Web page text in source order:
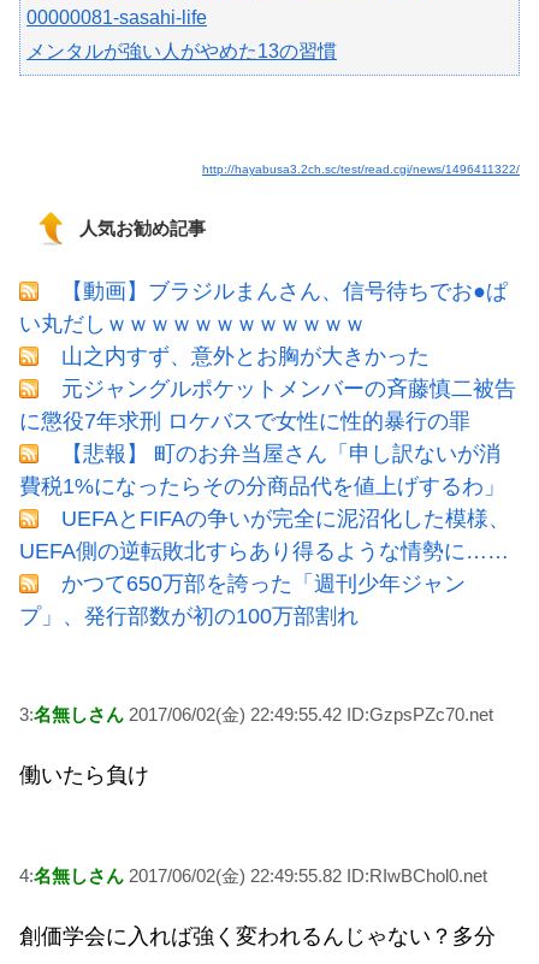
00000081-sasahi-life
メンタルが強い人がやめた13の習慣
http://hayabusa3.2ch.sc/test/read.cgi/news/1496411322/
人気お勧め記事
【動画】ブラジルまんさん、信号待ちでお●ぱ
い丸だしｗｗｗｗｗｗｗｗｗｗｗｗ
山之内すず、意外とお胸が大きかった
元ジャングルポケットメンバーの斉藤慎二被告
に懲役7年求刑 ロケバスで女性に性的暴行の罪
【悲報】 町のお弁当屋さん「申し訳ないが消
費税1%になったらその分商品代を値上げするわ」
UEFAとFIFAの争いが完全に泥沼化した模様、
UEFA側の逆転敗北すらあり得るような情勢に……
かつて650万部を誇った「週刊少年ジャン
プ」、発行部数が初の100万部割れ
3:名無しさん 2017/06/02(金) 22:49:55.42 ID:GzpsPZc70.net
働いたら負け
4:名無しさん 2017/06/02(金) 22:49:55.82 ID:RIwBChol0.net
創価学会に入れば強く変われるんじゃない？多分